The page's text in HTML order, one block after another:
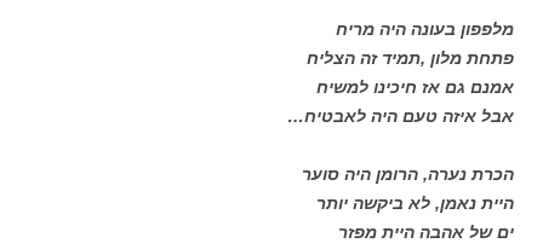
מלפפון בעונה היה מריח
פתחת מלון ,תמיד זה הצליח
אמנם גם אז חיכינו למשיח
אבל איזה טעם היה לאבטיח…
הכרת נערה, הרומן היה סוער
היית נאמן, לא ביקשה יותר
ים של אהבה היית מפזר